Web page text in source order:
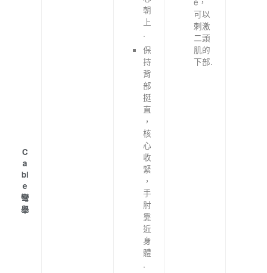
C
a
bl
e
彎
舉
朝
上
.
保
持
背
部
挺
直
，
核
心
收
緊
，
手
肘
靠
近
身
體
.
可以
刺激
二頭
肌的
下部.